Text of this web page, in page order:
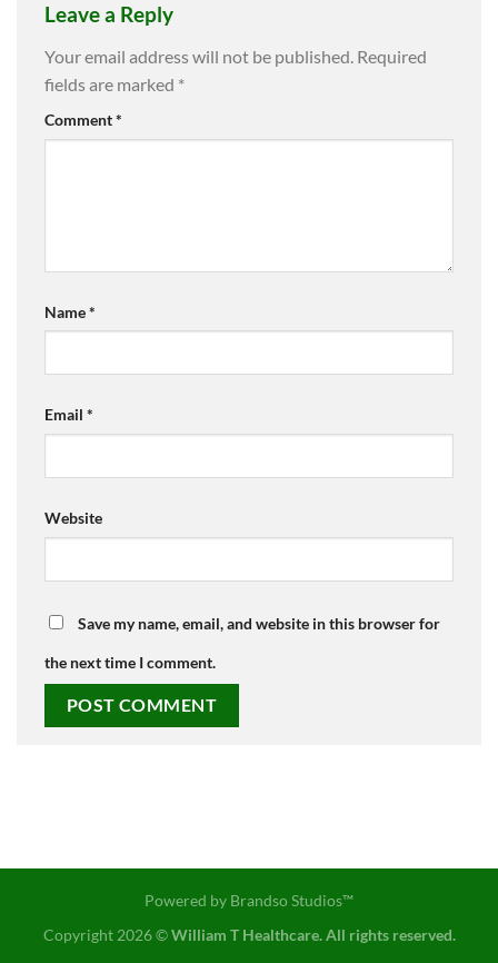
Leave a Reply
Your email address will not be published. Required
fields are marked *
Comment*
Name*
Email *
Website
Save my name, email, and website in this browser for
the next time I comment.
Powered by Brandso Studios™
Copyright 2026 ©William T Healthcare. All rights reserved.